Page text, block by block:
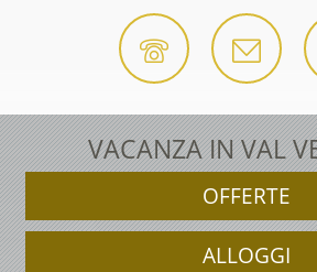
VACANZA IN VAL
OFFERTE
ALLOGGI